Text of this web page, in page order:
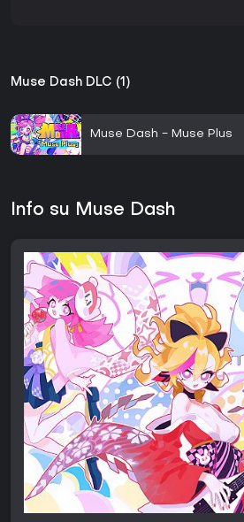
Muse Dash DLC (1)
Muse Dash - Muse Plus
Info su Muse Dash